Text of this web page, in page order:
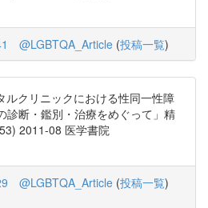
@LGBTQA_Article (投稿一覧)
ルクリニックにおける性同一性障
診断・鑑別・治療をめぐって」精
2011-08 医学書院
@LGBTQA_Article (投稿一覧)